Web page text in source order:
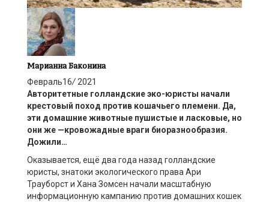
Марианна Баконина
Февраль16/2021
Авторитетные голландские эко-юристы начали
крестовый поход против кошачьего племени. Да,
эти домашние животные пушистые и ласковые, но
они же —кровожадные враги биоразнообразия.
Дожили…
Оказывается, ещё два года назад голландские
юристы, знатоки экологического права Ари
Трауборст и Хана Зомсен начали масштабную
информационную кампанию против домашних кошек